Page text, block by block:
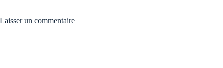
Laisser un commentaire